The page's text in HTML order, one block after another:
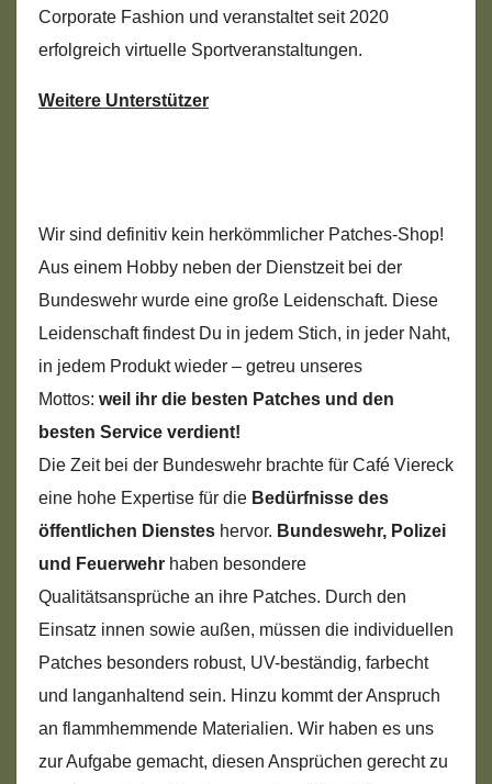
Corporate Fashion und veranstaltet seit 2020
erfolgreich virtuelle Sportveranstaltungen.
Weitere Unterstützer
Wir sind definitiv kein herkömmlicher Patches-Shop!
Aus einem Hobby neben der Dienstzeit bei der
Bundeswehr wurde eine große Leidenschaft. Diese
Leidenschaft findest Du in jedem Stich, in jeder Naht,
in jedem Produkt wieder – getreu unseres
Mottos: weil ihr die besten Patches und den
besten Service verdient!
Die Zeit bei der Bundeswehr brachte für Café Viereck
eine hohe Expertise für die Bedürfnisse des
öffentlichen Dienstes hervor. Bundeswehr, Polizei
und Feuerwehr haben besondere
Qualitätsansprüche an ihre Patches. Durch den
Einsatz innen sowie außen, müssen die individuellen
Patches besonders robust, UV-beständig, farbecht
und langanhaltend sein. Hinzu kommt der Anspruch
an flammhemmende Materialien. Wir haben es uns
zur Aufgabe gemacht, diesen Ansprüchen gerecht zu